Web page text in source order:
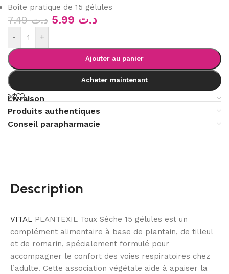
Boîte pratique de 15 gélules
د.ت7.49 د.ت
- +
Ajouter au panier
Acheter maintenant
Livraison
Produits authentiques
Conseil parapharmacie
Description
VITAL PLANTEXIL Toux Sèche 15 gélules est un
complément alimentaire à base de plantain, de tilleul
et de romarin, spécialement formulé pour
accompagner le confort des voies respiratoires chez
l’adulte. Cette association végétale aide à apaiser la